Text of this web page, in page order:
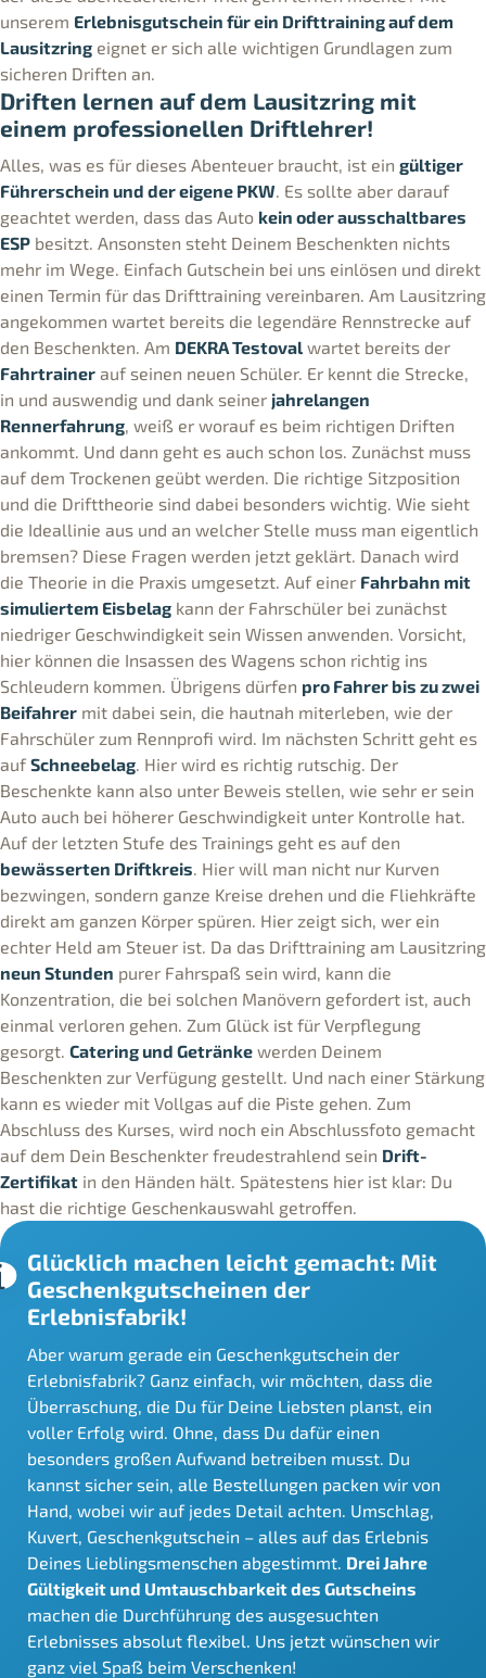
unserem Erlebnisgutschein für ein Drifttraining auf dem
Lausitzring eignet er sich alle wichtigen Grundlagen zum
sicheren Driften an.
Driften lernen auf dem Lausitzring mit
einem professionellen Driftlehrer!
Alles, was es für dieses Abenteuer braucht, ist ein gültiger
Führerschein und der eigene PKW. Es sollte aber darauf
geachtet werden, dass das Auto kein oder ausschaltbares
ESP besitzt. Ansonsten steht Deinem Beschenkten nichts
mehr im Wege. Einfach Gutschein bei uns einlösen und direkt
einen Termin für das Drifttraining vereinbaren. Am Lausitzring
angekommen wartet bereits die legendäre Rennstrecke auf
den Beschenkten. Am DEKRA Testoval wartet bereits der
Fahrtrainer auf seinen neuen Schüler. Er kennt die Strecke,
in und auswendig und dank seiner jahrelangen
Rennerfahrung, weiß er worauf es beim richtigen Driften
ankommt. Und dann geht es auch schon los. Zunächst muss
auf dem Trockenen geübt werden. Die richtige Sitzposition
und die Drifttheorie sind dabei besonders wichtig. Wie sieht
die Ideallinie aus und an welcher Stelle muss man eigentlich
bremsen? Diese Fragen werden jetzt geklärt. Danach wird
die Theorie in die Praxis umgesetzt. Auf einer Fahrbahn mit
simuliertem Eisbelag kann der Fahrschüler bei zunächst
niedriger Geschwindigkeit sein Wissen anwenden. Vorsicht,
hier können die Insassen des Wagens schon richtig ins
Schleudern kommen. Übrigens dürfen pro Fahrer bis zu zwei
Beifahrer mit dabei sein, die hautnah miterleben, wie der
Fahrschüler zum Rennprofi wird. Im nächsten Schritt geht es
auf Schneebelag. Hier wird es richtig rutschig. Der
Beschenkte kann also unter Beweis stellen, wie sehr er sein
Auto auch bei höherer Geschwindigkeit unter Kontrolle hat.
Auf der letzten Stufe des Trainings geht es auf den
bewässerten Driftkreis. Hier will man nicht nur Kurven
bezwingen, sondern ganze Kreise drehen und die Fliehkräfte
direkt am ganzen Körper spüren. Hier zeigt sich, wer ein
echter Held am Steuer ist. Da das Drifttraining am Lausitzring
neun Stunden purer Fahrspaß sein wird, kann die
Konzentration, die bei solchen Manövern gefordert ist, auch
einmal verloren gehen. Zum Glück ist für Verpflegung
gesorgt. Catering und Getränke werden Deinem
Beschenkten zur Verfügung gestellt. Und nach einer Stärkung
kann es wieder mit Vollgas auf die Piste gehen. Zum
Abschluss des Kurses, wird noch ein Abschlussfoto gemacht
auf dem Dein Beschenkter freudestrahlend sein Drift-
Zertifikat in den Händen hält. Spätestens hier ist klar: Du
hast die richtige Geschenkauswahl getroffen.
Glücklich machen leicht gemacht: Mit
Geschenkgutscheinen der
Erlebnisfabrik!
Aber warum gerade ein Geschenkgutschein der
Erlebnisfabrik? Ganz einfach, wir möchten, dass die
Überraschung, die Du für Deine Liebsten planst, ein
voller Erfolg wird. Ohne, dass Du dafür einen
besonders großen Aufwand betreiben musst. Du
kannst sicher sein, alle Bestellungen packen wir von
Hand, wobei wir auf jedes Detail achten. Umschlag,
Kuvert, Geschenkgutschein – alles auf das Erlebnis
Deines Lieblingsmenschen abgestimmt. Drei Jahre
Gültigkeit und Umtauschbarkeit des Gutscheins
machen die Durchführung des ausgesuchten
Erlebnisses absolut flexibel. Uns jetzt wünschen wir
ganz viel Spaß beim Verschenken!